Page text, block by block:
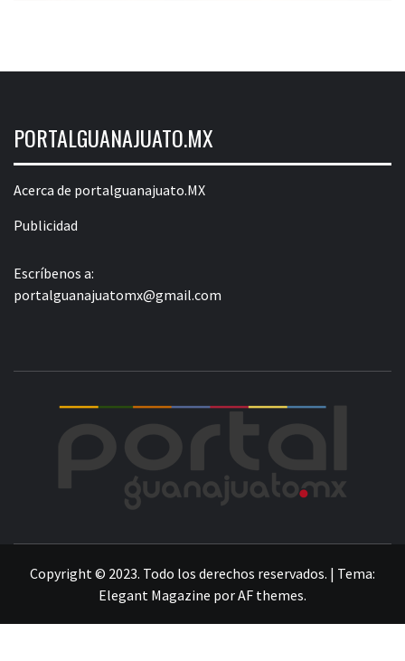
PORTALGUANAJUATO.MX
Acerca de portalguanajuato.MX
Publicidad
Escríbenos a:
portalguanajuatomx@gmail.com
Copyright © 2023. Todo los derechos reservados. | Tema:
Elegant Magazine porAF themes.